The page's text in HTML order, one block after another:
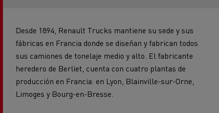
sus camiones de tonelaje medio y alto. El fabricante
heredero de Berliet, cuenta con cuatro plantas de
producción en Francia: en Lyon, Blainville-sur-Orne,
Limoges y Bourg-en-Bresse.
Renault Trucks muestra de esta forma su actividad de